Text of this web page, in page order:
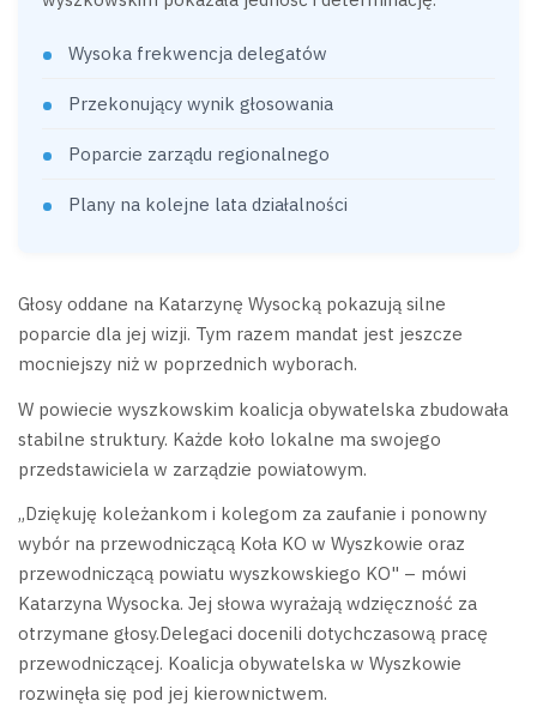
Wysoka frekwencja delegatów
Przekonujący wynik głosowania
Poparcie zarządu regionalnego
Plany na kolejne lata działalności
Głosy oddane na Katarzynę Wysocką pokazują silne
poparcie dla jej wizji. Tym razem mandat jest jeszcze
mocniejszy niż w poprzednich wyborach.
W powiecie wyszkowskim koalicja obywatelska zbudowała
stabilne struktury. Każde koło lokalne ma swojego
przedstawiciela w zarządzie powiatowym.
„Dziękuję koleżankom i kolegom za zaufanie i ponowny
wybór na przewodniczącą Koła KO w Wyszkowie oraz
przewodniczącą powiatu wyszkowskiego KO" – mówi
Katarzyna Wysocka. Jej słowa wyrażają wdzięczność za
otrzymane głosy.Delegaci docenili dotychczasową pracę
przewodniczącej. Koalicja obywatelska w Wyszkowie
rozwinęła się pod jej kierownictwem.